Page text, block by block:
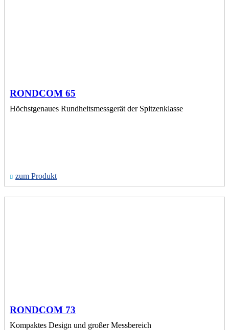
RONDCOM 65
Höchstgenaues Rundheitsmessgerät der Spitzenklasse
zum Produkt
RONDCOM 73
Kompaktes Design und großer Messbereich